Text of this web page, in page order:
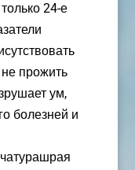
24-е
прожить
ум,
болезней и